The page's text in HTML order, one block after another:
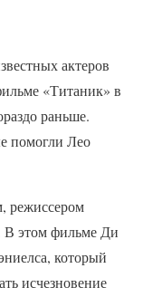
актеров
«Титаник» в
раньше.
помогли Лео
режиссером
В этом фильме Ди
который
исчезновение